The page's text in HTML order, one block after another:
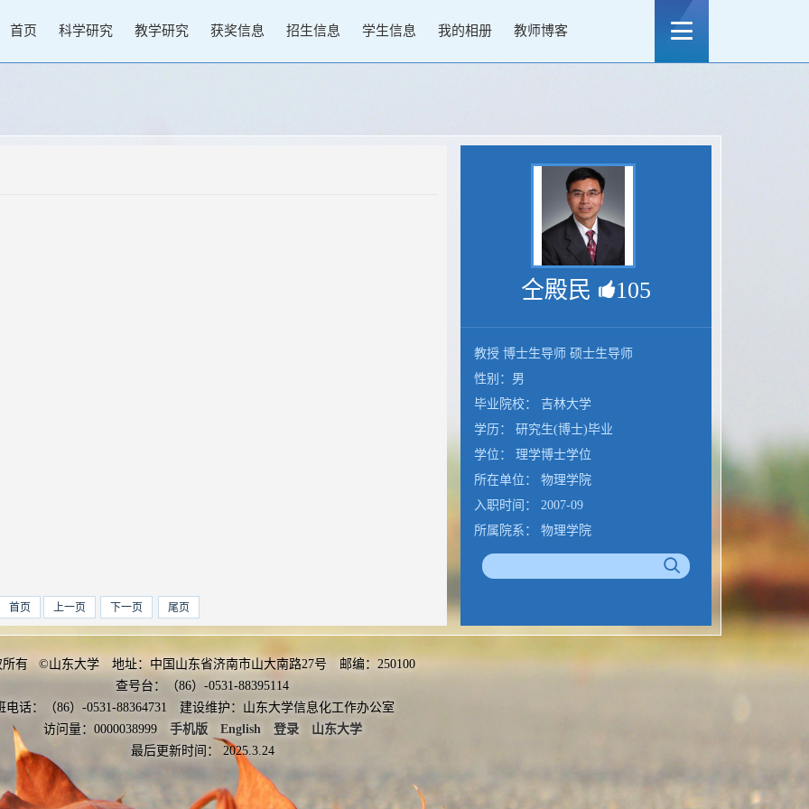
首页 科学研究 教学研究 获奖信息 招生信息 学生信息 我的相册 教师博客
首页 上一页 下一页 尾页
仝殿民 105
教授 博士生导师 硕士生导师
性别：男
毕业院校： 吉林大学
学历： 研究生(博士)毕业
学位： 理学博士学位
所在单位： 物理学院
入职时间： 2007-09
所属院系： 物理学院
办公地点： 山东大学中心校区知新楼C
区1018室
邮箱 :tdm@sdu.edu.cn
移动电话 :
所有 ©山东大学 地址：中国山东省济南市山大南路27号 邮编：250100
查号台：（86）-0531-88395114
电话：（86）-0531-88364731 建设维护：山东大学信息化工作办公室
访问量： 0000038999 手机版 English 登录
山东大学
最后更新时间： 2025.3.24